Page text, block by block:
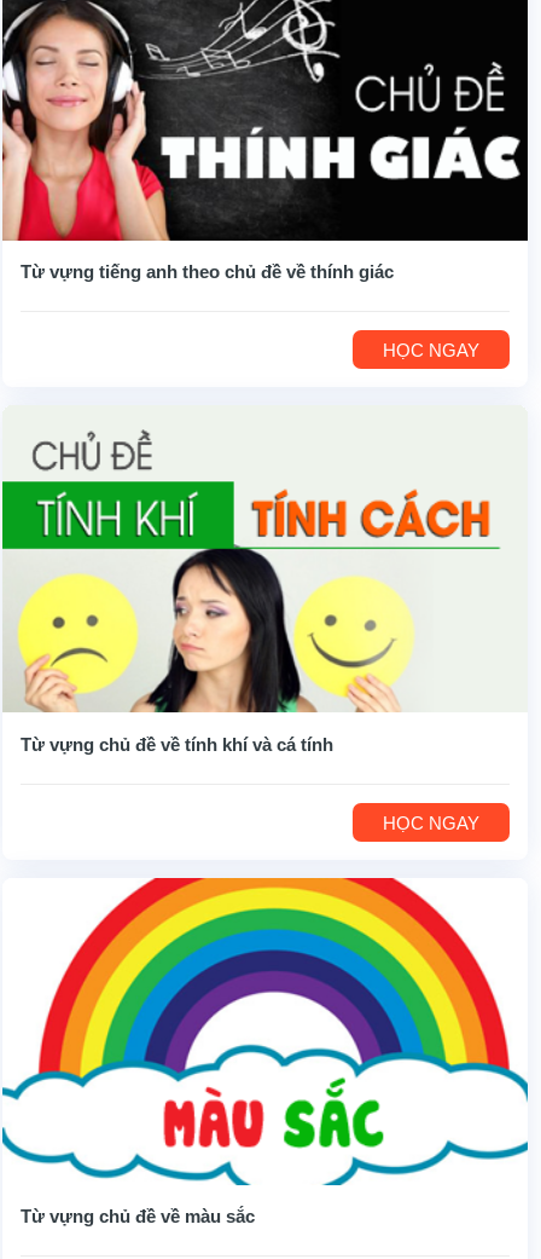
Từ vựng tiếng anh theo chủ đề về thính giác
HỌC NGAY
Từ vựng chủ đề về tính khí và cá tính
HỌC NGAY
Từ vựng chủ đề về màu sắc